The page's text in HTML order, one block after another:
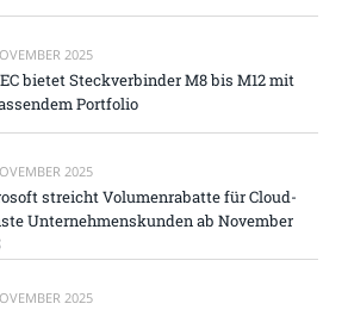
2025
bietet Steckverbinder M8 bis M12 mit
Portfolio
2025
streicht Volumenrabatte für Cloud-
Unternehmenskunden ab November
2025